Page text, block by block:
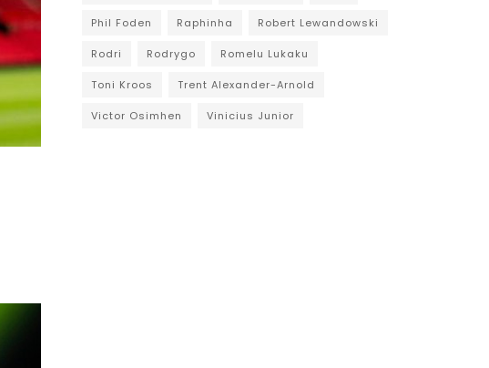
Phil Foden Raphinha Robert Lewandowski
Rodri Rodrygo Romelu Lukaku
Toni Kroos Trent Alexander-Arnold
Victor Osimhen Vinicius Junior